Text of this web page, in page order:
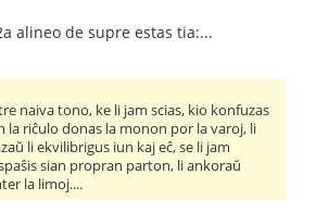
alineo de supre estas tia:...
naiva tono, ke li jam scias, kio konfuzas
la riĉulo donas la monon por la varoj, li
li ekvilibrigus iun kaj eĉ, se li jam
sian propran parton, li ankoraŭ
la limoj....